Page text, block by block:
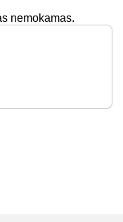
nemokamas.